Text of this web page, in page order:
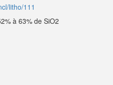
litho/111
à 63% de SiO2